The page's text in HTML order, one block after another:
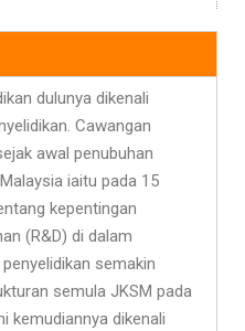
dulunya dikenali
Cawangan
awal penubuhan
iaitu pada 15
kepentingan
(R&D) di dalam
semakin
semula JKSM pada
kemudiannya dikenali